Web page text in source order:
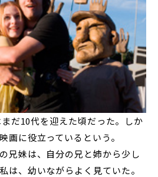
だ10代を迎えた頃だった。しか
画に役立っているという。
兄妹は、自分の兄と姉から少し
は、幼いながらよく見ていた。